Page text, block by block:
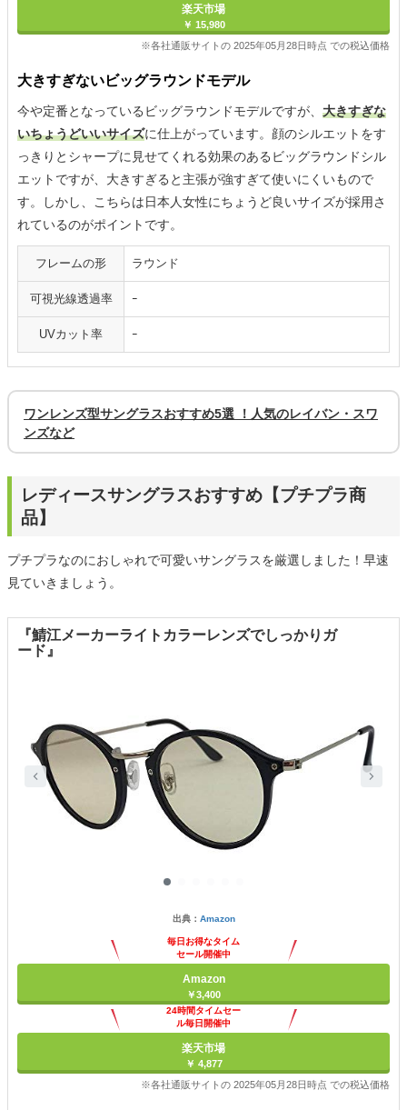
楽天市場
￥ 15,980
※各社通販サイトの 2025年05月28日時点 での税込価格
大きすぎないビッグラウンドモデル
今や定番となっているビッグラウンドモデルですが、 大きすぎな
いちょうどいいサイズに仕上がっています。顔のシルエットをす
っきりとシャープに見せてくれる効果のあるビッグラウンドシル
エットですが、大きすぎると主張が強すぎて使いにくいもので
す。しかし、こちらは日本人女性にちょうど良いサイズが採用さ
れているのがポイントです。
フレームの形 ラウンド
可視光線透過率 ｰ
UVカット率 ｰ
ワンレンズ型サングラスおすすめ5選 ！人気のレイバン・スワ
ンズなど
レディースサングラスおすすめ【プチプラ商
品】
プチプラなのにおしゃれで可愛いサングラスを厳選しました！早速
見ていきましょう。
『鯖江メーカーライトカラーレンズでしっかりガ
ード』
出典： Amazon
毎日お得なタイム
セール開催中
Amazon
￥3,400
24時間タイムセー
ル毎日開催中
楽天市場
￥ 4,877
※各社通販サイトの 2025年05月28日時点 での税込価格